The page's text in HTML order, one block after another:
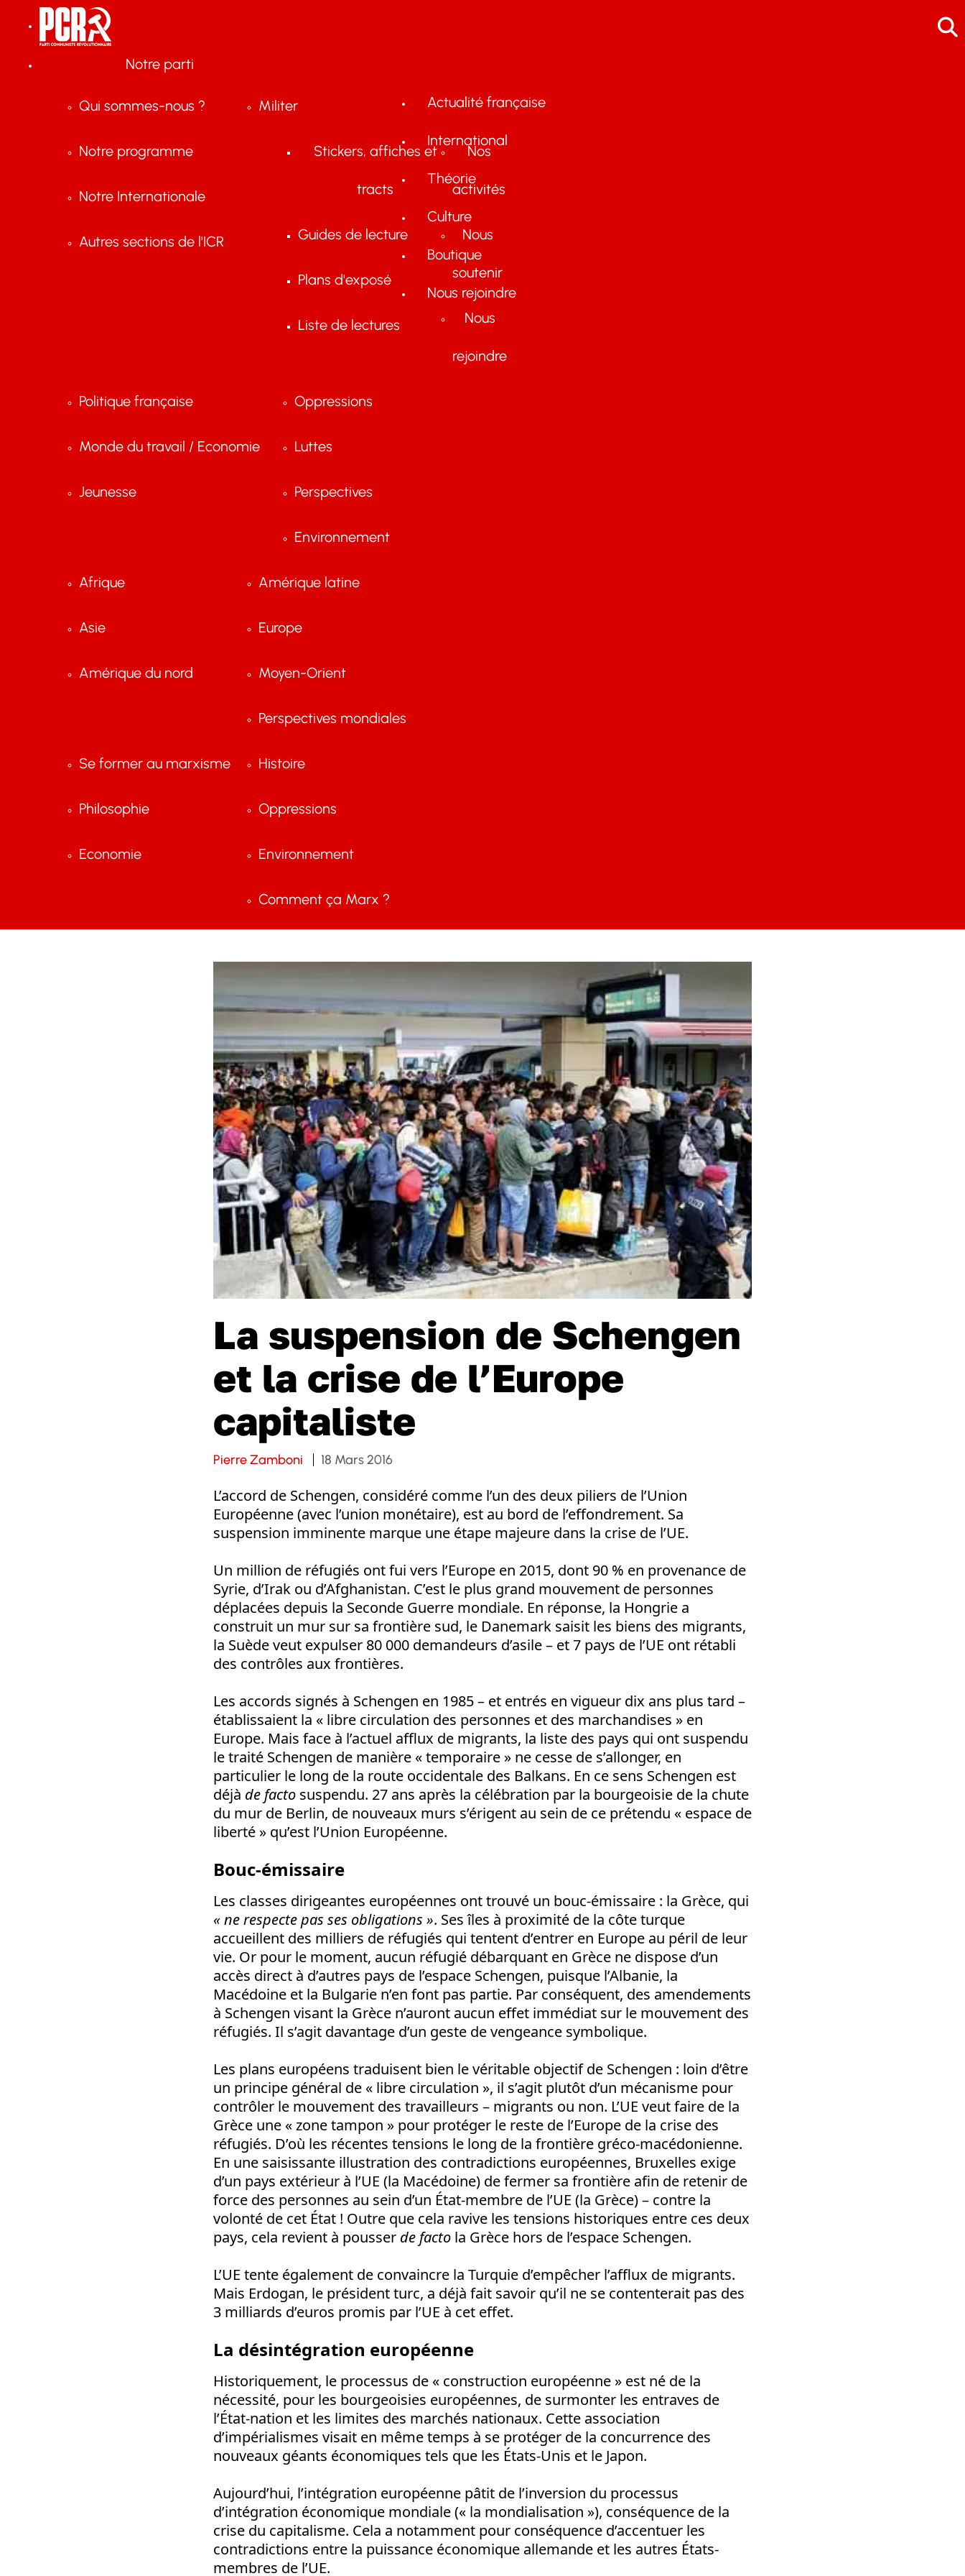
Notre parti
Qui sommes-nous ?
Notre programme
Notre Internationale
Autres sections de l'ICR
Militer
Stickers, affiches et
tracts
Guides de lecture
Plans d'exposé
Liste de lectures
Nos
activités
Nous
soutenir
Nous
rejoindre
Actualité française
Politique française
Monde du travail / Economie
Jeunesse
Oppressions
Luttes
Perspectives
Environnement
International
Afrique
Asie
Amérique du nord
Amérique latine
Europe
Moyen-Orient
Perspectives mondiales
Théorie
Se former au marxisme
Philosophie
Economie
Histoire
Oppressions
Environnement
Comment ça Marx ?
Culture
Boutique
Nous rejoindre
La suspension de Schengen
et la crise de l’Europe
capitaliste
Pierre Zamboni 18 Mars 2016
L’accord de Schengen, considéré comme l’un des deux piliers de l’Union
Européenne (avec l’union monétaire), est au bord de l’effondrement. Sa
suspension imminente marque une étape majeure dans la crise de l’UE.
Un million de réfugiés ont fui vers l’Europe en 2015, dont 90 % en provenance de
Syrie, d’Irak ou d’Afghanistan. C’est le plus grand mouvement de personnes
déplacées depuis la Seconde Guerre mondiale. En réponse, la Hongrie a
construit un mur sur sa frontière sud, le Danemark saisit les biens des migrants,
la Suède veut expulser 80 000 demandeurs d’asile – et 7 pays de l’UE ont rétabli
des contrôles aux frontières.
Les accords signés à Schengen en 1985 – et entrés en vigueur dix ans plus tard –
établissaient la « libre circulation des personnes et des marchandises » en
Europe. Mais face à l’actuel afflux de migrants, la liste des pays qui ont suspendu
le traité Schengen de manière « temporaire » ne cesse de s’allonger, en
particulier le long de la route occidentale des Balkans. En ce sens Schengen est
déjà de facto suspendu. 27 ans après la célébration par la bourgeoisie de la chute
du mur de Berlin, de nouveaux murs s’érigent au sein de ce prétendu « espace de
liberté » qu’est l’Union Européenne.
Bouc-émissaire
Les classes dirigeantes européennes ont trouvé un bouc-émissaire : la Grèce, qui
« ne respecte pas ses obligations ». Ses îles à proximité de la côte turque
accueillent des milliers de réfugiés qui tentent d’entrer en Europe au péril de leur
vie. Or pour le moment, aucun réfugié débarquant en Grèce ne dispose d’un
accès direct à d’autres pays de l’espace Schengen, puisque l’Albanie, la
Macédoine et la Bulgarie n’en font pas partie. Par conséquent, des amendements
à Schengen visant la Grèce n’auront aucun effet immédiat sur le mouvement des
réfugiés. Il s’agit davantage d’un geste de vengeance symbolique.
Les plans européens traduisent bien le véritable objectif de Schengen : loin d’être
un principe général de « libre circulation », il s’agit plutôt d’un mécanisme pour
contrôler le mouvement des travailleurs – migrants ou non. L’UE veut faire de la
Grèce une « zone tampon » pour protéger le reste de l’Europe de la crise des
réfugiés. D’où les récentes tensions le long de la frontière gréco-macédonienne.
En une saisissante illustration des contradictions européennes, Bruxelles exige
d’un pays extérieur à l’UE (la Macédoine) de fermer sa frontière afin de retenir de
force des personnes au sein d’un État-membre de l’UE (la Grèce) – contre la
volonté de cet État ! Outre que cela ravive les tensions historiques entre ces deux
pays, cela revient à pousser de facto la Grèce hors de l’espace Schengen.
L’UE tente également de convaincre la Turquie d’empêcher l’afflux de migrants.
Mais Erdogan, le président turc, a déjà fait savoir qu’il ne se contenterait pas des
3 milliards d’euros promis par l’UE à cet effet.
La désintégration européenne
Historiquement, le processus de « construction européenne » est né de la
nécessité, pour les bourgeoisies européennes, de surmonter les entraves de
l’État-nation et les limites des marchés nationaux. Cette association
d’impérialismes visait en même temps à se protéger de la concurrence des
nouveaux géants économiques tels que les États-Unis et le Japon.
Aujourd’hui, l’intégration européenne pâtit de l’inversion du processus
d’intégration économique mondiale (« la mondialisation »), conséquence de la
crise du capitalisme. Cela a notamment pour conséquence d’accentuer les
contradictions entre la puissance économique allemande et les autres États-
membres de l’UE.